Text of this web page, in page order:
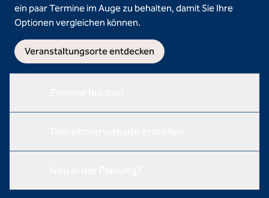
ein paar Termine im Auge zu behalten, damit Sie Ihre
Optionen vergleichen können.
Veranstaltungsorte entdecken